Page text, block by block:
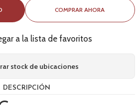
COMPRAR AHORA
a la lista de favoritos
stock de ubicaciones
DESCRIPCIÓN